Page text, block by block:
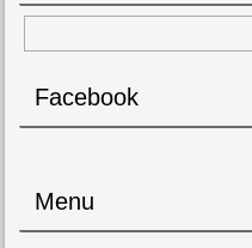
Facebook
Menu